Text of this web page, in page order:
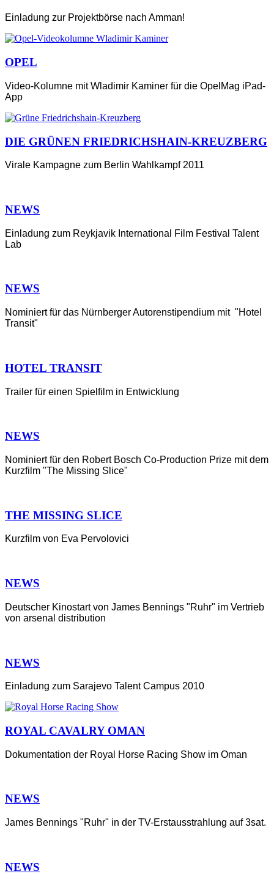
Einladung zur Projektbörse nach Amman!
OPEL
Video-Kolumne mit Wladimir Kaminer für die OpelMag iPad-
App
DIE GRÜNEN FRIEDRICHSHAIN-KREUZBERG
Virale Kampagne zum Berlin Wahlkampf 2011
NEWS
Einladung zum Reykjavik International Film Festival Talent
Lab
NEWS
Nominiert für das Nürnberger Autorenstipendium mit "Hotel
Transit"
HOTEL TRANSIT
Trailer für einen Spielfilm in Entwicklung
NEWS
Nominiert für den Robert Bosch Co-Production Prize mit dem
Kurzfilm "The Missing Slice"
THE MISSING SLICE
Kurzfilm von Eva Pervolovici
NEWS
Deutscher Kinostart von James Bennings "Ruhr" im Vertrieb
von arsenal distribution
NEWS
Einladung zum Sarajevo Talent Campus 2010
ROYAL CAVALRY OMAN
Dokumentation der Royal Horse Racing Show im Oman
NEWS
James Bennings "Ruhr" in der TV-Erstausstrahlung auf 3sat.
NEWS